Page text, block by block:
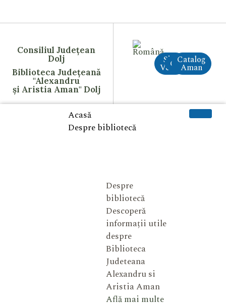
Consiliul Județean
Dolj
Biblioteca Județeană
"Alexandru
și Aristia Aman" Dolj
Site
VechiCreAI
Catalog
Aman
Acasă
Despre bibliotecă
Despre
bibliotecă
Descoperă
informații utile
despre
Biblioteca
Judeteana
Alexandru si
Aristia Aman
Află mai multe